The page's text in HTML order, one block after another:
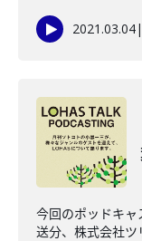
2021.03.04|
今回のポッドキ
送分、株式会社ツ